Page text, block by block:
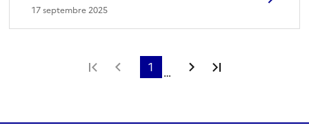
17 septembre 2025
Première page
Page précédente
1 … Page suivante